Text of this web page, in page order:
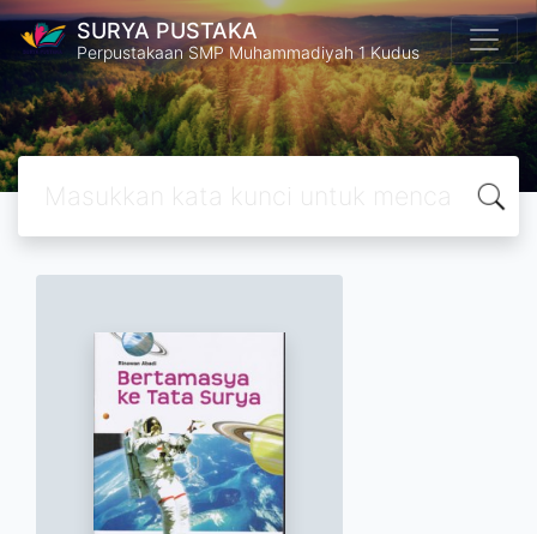
SURYA PUSTAKA
Perpustakaan SMP Muhammadiyah 1 Kudus